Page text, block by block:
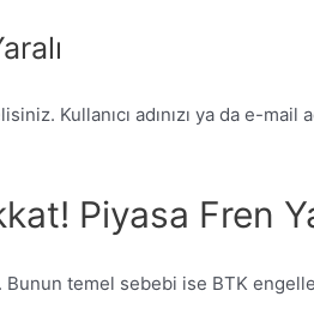
Kullanıcı adınızı ya da e-
Piyasa Fren
Bunun temel sebebi ise BTK